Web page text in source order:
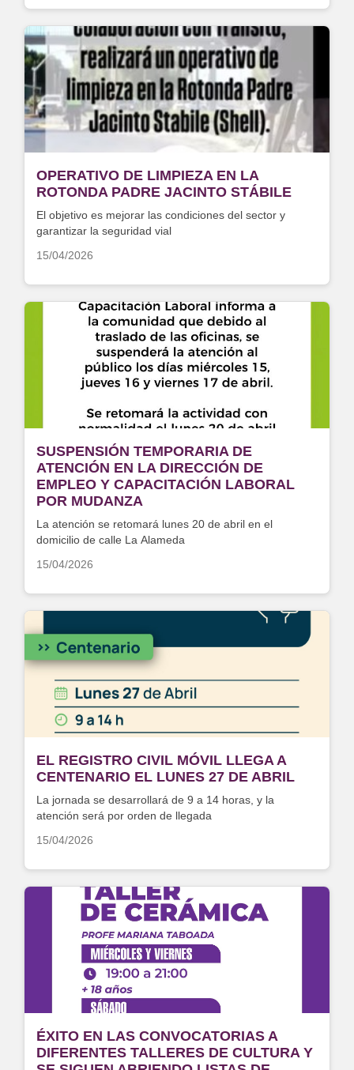
OPERATIVO DE LIMPIEZA EN LA
ROTONDA PADRE JACINTO STÁBILE
El objetivo es mejorar las condiciones del sector y
garantizar la seguridad vial
15/04/2026
SUSPENSIÓN TEMPORARIA DE
ATENCIÓN EN LA DIRECCIÓN DE
EMPLEO Y CAPACITACIÓN LABORAL
POR MUDANZA
La atención se retomará lunes 20 de abril en el
domicilio de calle La Alameda
15/04/2026
EL REGISTRO CIVIL MÓVIL LLEGA A
CENTENARIO EL LUNES 27 DE ABRIL
La jornada se desarrollará de 9 a 14 horas, y la
atención será por orden de llegada
15/04/2026
ÉXITO EN LAS CONVOCATORIAS A
DIFERENTES TALLERES DE CULTURA Y